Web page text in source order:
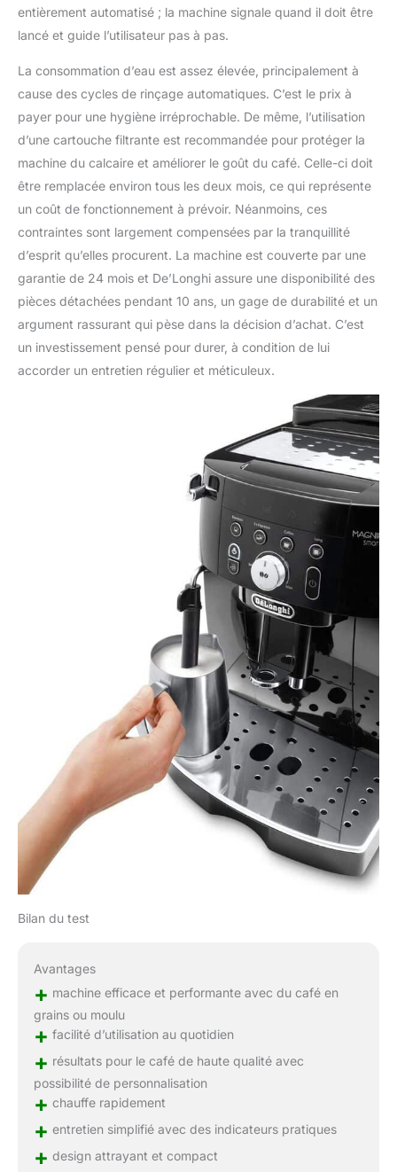
entièrement automatisé ; la machine signale quand il doit être
lancé et guide l’utilisateur pas à pas.
La consommation d’eau est assez élevée, principalement à
cause des cycles de rinçage automatiques. C’est le prix à
payer pour une hygiène irréprochable. De même, l’utilisation
d’une cartouche filtrante est recommandée pour protéger la
machine du calcaire et améliorer le goût du café. Celle-ci doit
être remplacée environ tous les deux mois, ce qui représente
un coût de fonctionnement à prévoir. Néanmoins, ces
contraintes sont largement compensées par la tranquillité
d’esprit qu’elles procurent. La machine est couverte par une
garantie de 24 mois et De’Longhi assure une disponibilité des
pièces détachées pendant 10 ans, un gage de durabilité et un
argument rassurant qui pèse dans la décision d’achat. C’est
un investissement pensé pour durer, à condition de lui
accorder un entretien régulier et méticuleux.
Bilan du test
Avantages
+ machine efficace et performante avec du café en
grains ou moulu
+ facilité d’utilisation au quotidien
+ résultats pour le café de haute qualité avec
possibilité de personnalisation
+ chauffe rapidement
+ entretien simplifié avec des indicateurs pratiques
+ design attrayant et compact